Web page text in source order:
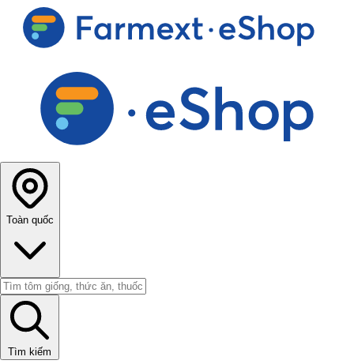
Toàn quốc
Tìm kiếm